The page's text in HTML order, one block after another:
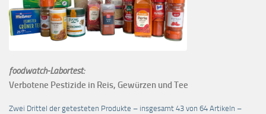
foodwatch-Labortest:
Verbotene Pestizide in Reis, Gewürzen und Tee
Zwei Drittel der getesteten Produkte – insgesamt 43 von 64 Artikeln –